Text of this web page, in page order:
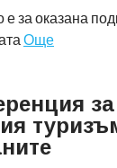
е за оказана
Още